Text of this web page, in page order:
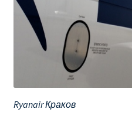
Ryanair Краков